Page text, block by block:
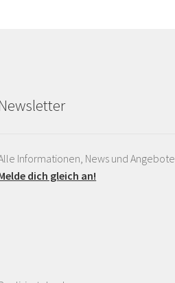
Newsletter
Informationen, News und Angebote.
dich gleich an!